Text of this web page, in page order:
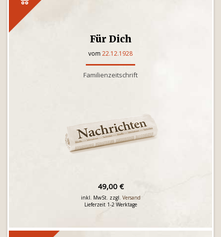
Für Dich
vom 22.12.1928
Familienzeitschrift
49,00 €
inkl. MwSt. zzgl. Versand
Lieferzeit 1-2 Werktage